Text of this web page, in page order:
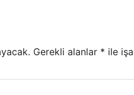
Gerekli alanlar * ile